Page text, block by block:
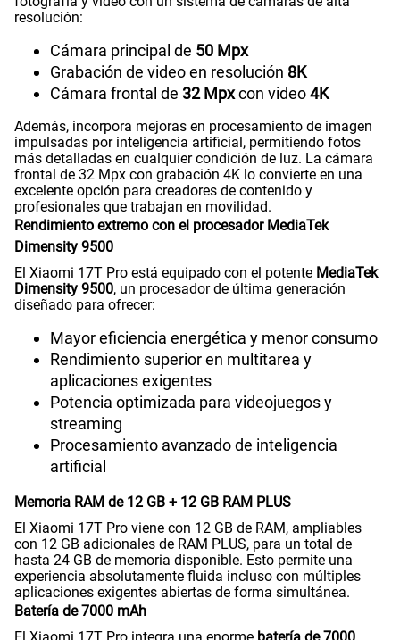
resolución:
Cámara principal de 50 Mpx
Grabación de video en resolución 8K
Cámara frontal de 32 Mpxcon video4K
Además, incorpora mejoras en procesamiento de imagen
impulsadas por inteligencia artificial, permitiendo fotos
más detalladas en cualquier condición de luz. La cámara
frontal de 32 Mpx con grabación 4K lo convierte en una
excelente opción para creadores de contenido y
profesionales que trabajan en movilidad.
Rendimiento extremo con el procesador MediaTek
Dimensity 9500
El Xiaomi 17T Pro está equipado con el potente MediaTek
Dimensity 9500, un procesador de última generación
diseñado para ofrecer:
Mayor eficiencia energética y menor consumo
Rendimiento superior en multitarea y
aplicaciones exigentes
Potencia optimizada para videojuegos y
streaming
Procesamiento avanzado de inteligencia
artificial
Memoria RAM de 12 GB + 12 GB RAM PLUS
El Xiaomi 17T Pro viene con 12 GB de RAM, ampliables
con 12 GB adicionales de RAM PLUS, para un total de
hasta 24 GB de memoria disponible. Esto permite una
experiencia absolutamente fluida incluso con múltiples
aplicaciones exigentes abiertas de forma simultánea.
Batería de 7000 mAh